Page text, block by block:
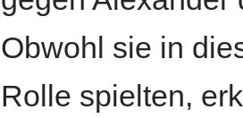
Obwohl sie in
Rolle spielten,